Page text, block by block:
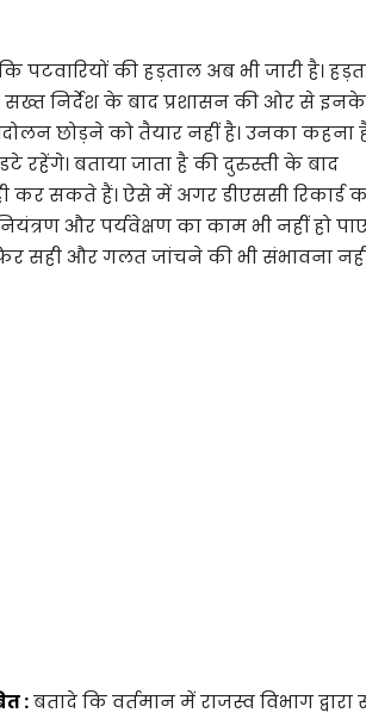
पटवारियों की हड़ताल अब भी जारी है।
निर्देश के बाद प्रशासन की ओर से इनके
छोड़ने को तैयार नहीं है। उनका कहना
रहेंगे। बताया जाता है की दुरुस्ती के बाद
कर सकते हैं। ऐसे में अगर डीएससी रिकार्ड
और पर्यवेक्षण का काम भी नहीं हो
सही और गलत जांचने की भी संभावना
:बतादे कि वर्तमान में राजस्व विभाग द्वारा